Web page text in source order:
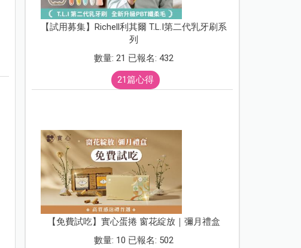
【試用募集】Richell利其爾 T.L.I第二代乳牙刷系
列
數量: 21 已報名: 432
21篇心得
【免費試吃】實心蛋捲 窗花綻放｜彌月禮盒
數量: 10 已報名: 502